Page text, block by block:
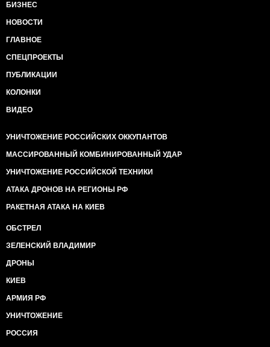
БИЗНЕС
НОВОСТИ
ГЛАВНОЕ
СПЕЦПРОЕКТЫ
ПУБЛИКАЦИИ
КОЛОНКИ
ВИДЕО
УНИЧТОЖЕНИЕ РОССИЙСКИХ ОККУПАНТОВ
МАССИРОВАННЫЙ КОМБИНИРОВАННЫЙ УДАР
УНИЧТОЖЕНИЕ РОССИЙСКОЙ ТЕХНИКИ
АТАКА ДРОНОВ НА РЕГИОНЫ РФ
РАКЕТНАЯ АТАКА НА КИЕВ
ОБСТРЕЛ
ЗЕЛЕНСКИЙ ВЛАДИМИР
ДРОНЫ
КИЕВ
АРМИЯ РФ
УНИЧТОЖЕНИЕ
РОССИЯ